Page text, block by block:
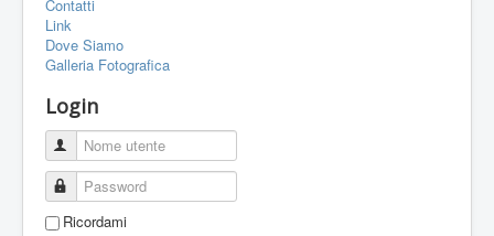
Contatti
Link
Dove Siamo
Galleria Fotografica
Login
Nome utente
Password
Ricordami